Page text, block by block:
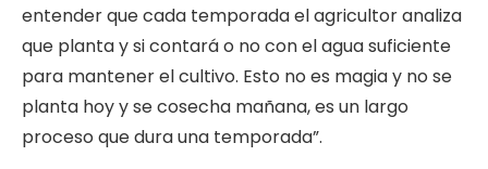
entender que cada temporada el agricultor analiza
que planta y si contará o no con el agua suficiente
para mantener el cultivo. Esto no es magia y no se
planta hoy y se cosecha mañana, es un largo
proceso que dura una temporada”.